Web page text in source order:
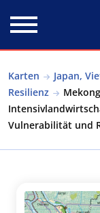
Karten Japan,
Resilienz
Vulnerabilität und